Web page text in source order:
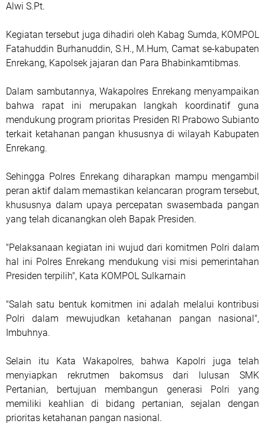
Alwi S.Pt.
Kegiatan tersebut juga dihadiri oleh Kabag Sumda, KOMPOL
Fatahuddin Burhanuddin, S.H., M.Hum, Camat se-kabupaten
Enrekang, Kapolsek jajaran dan Para Bhabinkamtibmas.
Dalam sambutannya, Wakapolres Enrekang menyampaikan
bahwa rapat ini merupakan langkah koordinatif guna
mendukung program prioritas Presiden RI Prabowo Subianto
terkait ketahanan pangan khususnya di wilayah Kabupaten
Enrekang.
Sehingga Polres Enrekang diharapkan mampu mengambil
peran aktif dalam memastikan kelancaran program tersebut,
khususnya dalam upaya percepatan swasembada pangan
yang telah dicanangkan oleh Bapak Presiden.
"Pelaksanaan kegiatan ini wujud dari komitmen Polri dalam
hal ini Polres Enrekang mendukung visi misi pemerintahan
Presiden terpilih", Kata KOMPOL Sulkarnain
"Salah satu bentuk komitmen ini adalah melalui kontribusi
Polri dalam mewujudkan ketahanan pangan nasional",
Imbuhnya.
Selain itu Kata Wakapolres, bahwa Kapolri juga telah
menyiapkan rekrutmen bakomsus dari lulusan SMK
Pertanian, bertujuan membangun generasi Polri yang
memiliki keahlian di bidang pertanian, sejalan dengan
prioritas ketahanan pangan nasional.